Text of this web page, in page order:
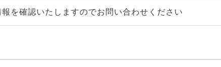
を確認いたしますのでお問い合わせください